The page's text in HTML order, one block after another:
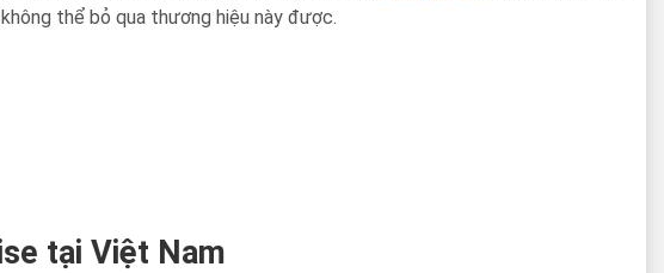
thể bỏ qua thương hiệu này được.
tại Việt Nam